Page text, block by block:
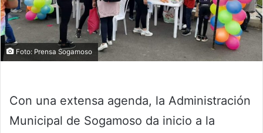
Foto: Prensa Sogamoso
Con una extensa agenda, la Administración
Municipal de Sogamoso da inicio a la